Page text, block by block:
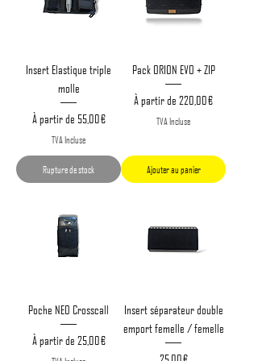
Insert Elastique triple
molle
À partir de 55,00 €
Prix promotionnel
TVA Incluse
Rupture de stock
Pack ORION EVO + ZIP
À partir de 220,00 €
Prix promotionnel
TVA Incluse
Ajouter au panier
Poche NEO Crosscall
À partir de 25,00 €
Prix promotionnel
Insert séparateur double
emport femelle / femelle
Prix